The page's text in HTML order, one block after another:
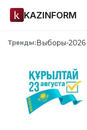
KAZINFORM
Тренды:Выборы-2026